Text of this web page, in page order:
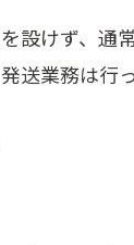
設けず、通
業務は行っ